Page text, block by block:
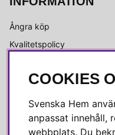
Ångra köp
Kvalitetspolicy
Köpvillkor
Reklamation & retur
Skötselråd
COOKIES
Svenska Hem
anpassat innehåll,
webbplats. Du